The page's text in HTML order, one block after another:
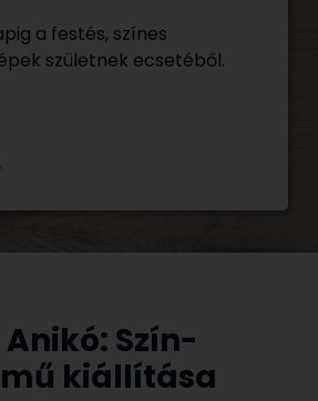
a festés, színes
születnek ecsetéből.
Szín-
kiállítása